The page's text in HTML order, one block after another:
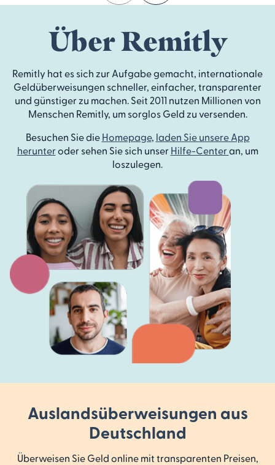
Über Remitly
Remitly hat es sich zur Aufgabe gemacht, internationale
Geldüberweisungen schneller, einfacher, transparenter
und günstiger zu machen. Seit 2011 nutzen Millionen von
Menschen Remitly, um sorglos Geld zu versenden.
Besuchen Sie die Homepage, laden Sie unsere App
herunteroder sehen Sie sich unser Hilfe-Centeran, um
loszulegen.
Auslandsüber­weisungen aus
Deutschland
Überweisen Sie Geld online mit transparenten Preisen,